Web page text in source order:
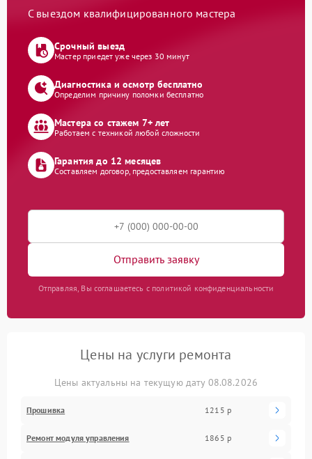
С выездом квалифицированного мастера
Срочный выезд
Мастер приедет уже через 30 минут
Диагностика и осмотр бесплатно
Определим причину поломки бесплатно
Мастера со стажем 7+ лет
Работаем с техникой любой сложности
Гарантия до 12 месяцев
Составляем договор, предоставляем гарантию
Отправить заявку
Отправляя, Вы соглашаетесь с политикой конфиденциальности
Цены на услуги ремонта
Цены актуальны на текущую дату 08.08.2026
Прошивка 1215 р
Ремонт модуля управления 1865 р